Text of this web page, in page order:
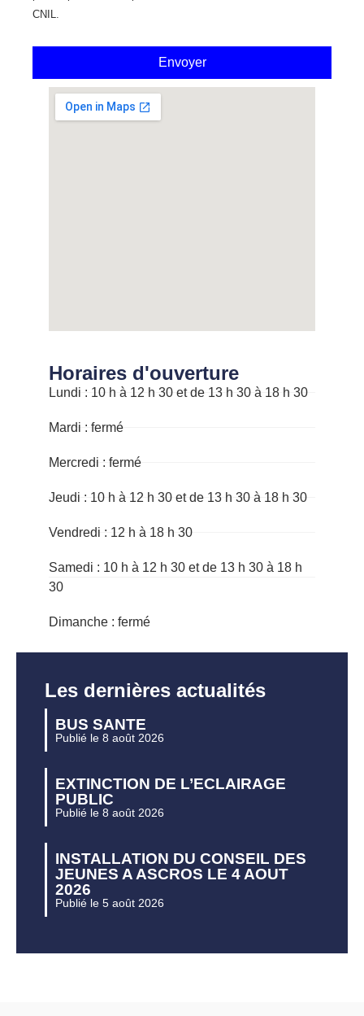
CNIL.
Envoyer
Horaires d'ouverture
Lundi : 10 h à 12 h 30 et de 13 h 30 à 18 h 30
Mardi : fermé
Mercredi : fermé
Jeudi : 10 h à 12 h 30 et de 13 h 30 à 18 h 30
Vendredi : 12 h à 18 h 30
Samedi : 10 h à 12 h 30 et de 13 h 30 à 18 h
30
Dimanche : fermé
Les dernières actualités
BUS SANTE
Publié le 8 août 2026
EXTINCTION DE L’ECLAIRAGE
PUBLIC
Publié le 8 août 2026
INSTALLATION DU CONSEIL DES
JEUNES A ASCROS LE 4 AOUT
2026
Publié le 5 août 2026